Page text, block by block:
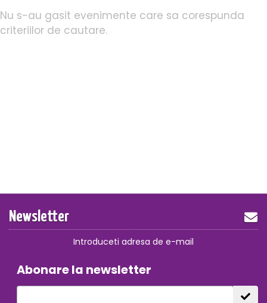
Nu s-au gasit evenimente care sa corespunda
criteriilor de cautare.
Newsletter
Introduceti adresa de e-mail
Abonare la newsletter